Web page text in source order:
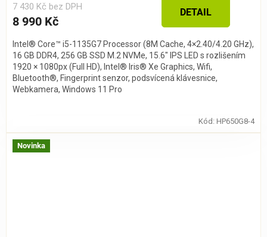
7 430 Kč bez DPH
8 990 Kč
DETAIL
Intel® Core™ i5-1135G7 Processor (8M Cache, 4×2.40/4.20 GHz),
16 GB DDR4, 256 GB SSD M.2 NVMe, 15.6″ IPS LED s rozlišením
1920 × 1080px (Full HD), Intel® Iris® Xe Graphics, Wifi,
Bluetooth®, Fingerprint senzor, podsvícená klávesnice,
Webkamera, Windows 11 Pro
Kód: HP650G8-4
Novinka